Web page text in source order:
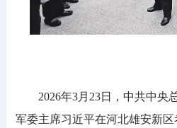
2026年3月23日，中共中央
军委主席习近平在河北雄安新